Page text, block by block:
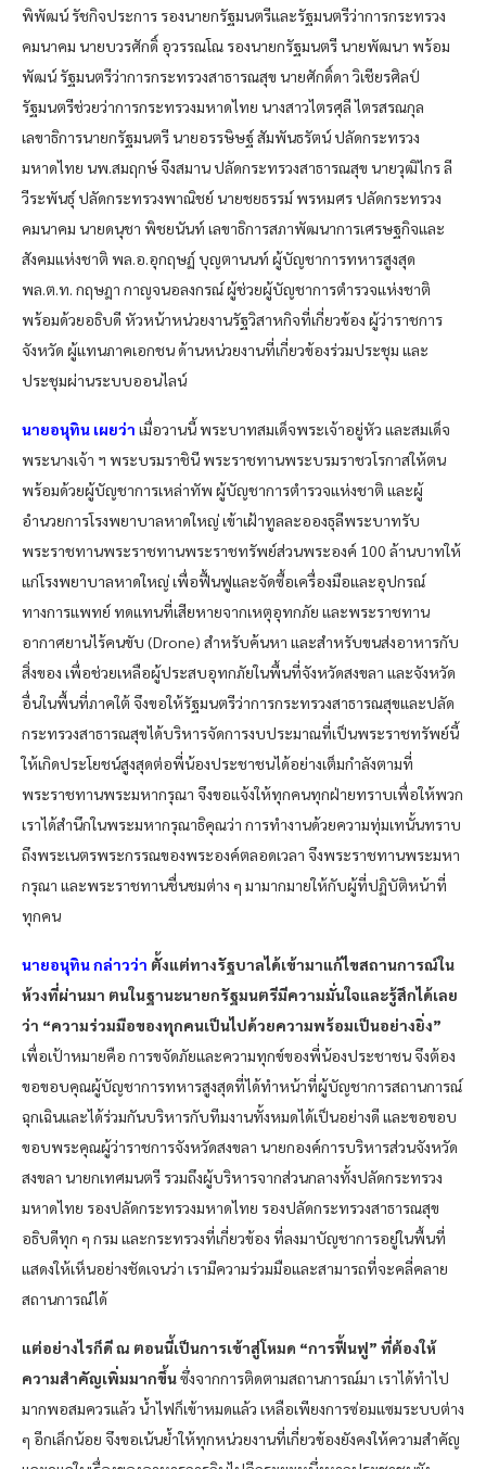
พิพัฒน์ รัชกิจประการ รองนายกรัฐมนตรีและรัฐมนตรีว่าการกระทรวง
คมนาคม นายบวรศักดิ์ อุวรรณโณ รองนายกรัฐมนตรี นายพัฒนา พร้อม
พัฒน์ รัฐมนตรีว่าการกระทรวงสาธารณสุข นายศักดิ์ดา วิเชียรศิลป์
รัฐมนตรีช่วยว่าการกระทรวงมหาดไทย นางสาวไตรศุลี ไตรสรณกุล
เลขาธิการนายกรัฐมนตรี นายอรรษิษฐ์ สัมพันธรัตน์ ปลัดกระทรวง
มหาดไทย นพ.สมฤกษ์ จึงสมาน ปลัดกระทรวงสาธารณสุข นายวุฒิไกร ลี
วีระพันธุ์ ปลัดกระทรวงพาณิชย์ นายชยธรรม์ พรหมศร ปลัดกระทรวง
คมนาคม นายดนุชา พิชยนันท์ เลขาธิการสภาพัฒนาการเศรษฐกิจและ
สังคมแห่งชาติ พล.อ.อุกฤษฏ์ บุญตานนท์ ผู้บัญชาการทหารสูงสุด
พล.ต.ท. กฤษฎา กาญจนอลงกรณ์ ผู้ช่วยผู้บัญชาการตํารวจแห่งชาติ
พร้อมด้วยอธิบดี หัวหน้าหน่วยงานรัฐวิสาหกิจที่เกี่ยวข้อง ผู้ว่าราชการ
จังหวัด ผู้แทนภาคเอกชน ด้านหน่วยงานที่เกี่ยวข้องร่วมประชุม และ
ประชุมผ่านระบบออนไลน์
นายอนุทิน เผยว่า เมื่อวานนี้ พระบาทสมเด็จพระเจ้าอยู่หัว และสมเด็จ
พระนางเจ้า ฯ พระบรมราชินี พระราชทานพระบรมราชวโรกาสให้ตน
พร้อมด้วยผู้บัญชาการเหล่าทัพ ผู้บัญชาการตำรวจแห่งชาติ และผู้
อำนวยการโรงพยาบาลหาดใหญ่ เข้าเฝ้าทูลละอองธุลีพระบาทรับ
พระราชทานพระราชทานพระราชทรัพย์ส่วนพระองค์ 100 ล้านบาทให้
แก่โรงพยาบาลหาดใหญ่ เพื่อฟื้นฟูและจัดซื้อเครื่องมือและอุปกรณ์
ทางการแพทย์ ทดแทนที่เสียหายจากเหตุอุทกภัย และพระราชทาน
อากาศยานไร้คนขับ (Drone) สำหรับค้นหา และสำหรับขนส่งอาหารกับ
สิ่งของ เพื่อช่วยเหลือผู้ประสบอุทกภัยในพื้นที่จังหวัดสงขลา และจังหวัด
อื่นในพื้นที่ภาคใต้ จึงขอให้รัฐมนตรีว่าการกระทรวงสาธารณสุขและปลัด
กระทรวงสาธารณสุขได้บริหารจัดการงบประมาณที่เป็นพระราชทรัพย์นี้
ให้เกิดประโยชน์สูงสุดต่อพี่น้องประชาชนได้อย่างเต็มกำลังตามที่
พระราชทานพระมหากรุณา จึงขอแจ้งให้ทุกคนทุกฝ่ายทราบเพื่อให้พวก
เราได้สำนึกในพระมหากรุณาธิคุณว่า การทำงานด้วยความทุ่มเทนั้นทราบ
ถึงพระเนตรพระกรรณของพระองค์ตลอดเวลา จึงพระราชทานพระมหา
กรุณา และพระราชทานชื่นชมต่าง ๆ มามากมายให้กับผู้ที่ปฏิบัติหน้าที่
ทุกคน
นายอนุทิน กล่าวว่า ตั้งแต่ทางรัฐบาลได้เข้ามาแก้ไขสถานการณ์ใน
ห้วงที่ผ่านมา ตนในฐานะนายกรัฐมนตรีมีความมั่นใจและรู้สึกได้เลย
ว่า “ความร่วมมือของทุกคนเป็นไปด้วยความพร้อมเป็นอย่างยิ่ง”
เพื่อเป้าหมายคือ การขจัดภัยและความทุกข์ของพี่น้องประชาชน จึงต้อง
ขอขอบคุณผู้บัญชาการทหารสูงสุดที่ได้ทำหน้าที่ผู้บัญชาการสถานการณ์
ฉุกเฉินและได้ร่วมกันบริหารกับทีมงานทั้งหมดได้เป็นอย่างดี และขอขอบ
ขอบพระคุณผู้ว่าราชการจังหวัดสงขลา นายกองค์การบริหารส่วนจังหวัด
สงขลา นายกเทศมนตรี รวมถึงผู้บริหารจากส่วนกลางทั้งปลัดกระทรวง
มหาดไทย รองปลัดกระทรวงมหาดไทย รองปลัดกระทรวงสาธารณสุข
อธิบดีทุก ๆ กรม และกระทรวงที่เกี่ยวข้อง ที่ลงมาบัญชาการอยู่ในพื้นที่
แสดงให้เห็นอย่างชัดเจนว่า เรามีความร่วมมือและสามารถที่จะคลี่คลาย
สถานการณ์ได้
แต่อย่างไรก็ดี ณ ตอนนี้เป็นการเข้าสู่โหมด “การฟื้นฟู” ที่ต้องให้
ความสำคัญเพิ่มมากขึ้นซึ่งจากการติดตามสถานการณ์มา เราได้ทำไป
มากพอสมควรแล้ว น้ำไฟก็เข้าหมดแล้ว เหลือเพียงการซ่อมแซมระบบต่าง
ๆ อีกเล็กน้อย จึงขอเน้นย้ำให้ทุกหน่วยงานที่เกี่ยวข้องยังคงให้ความสำคัญ